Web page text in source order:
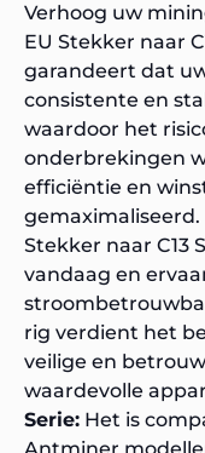
Verhoog uw
EU Stekker naar
garandeert dat
consistente en
waardoor het
onderbrekingen
efficiëntie en
gemaximaliseerd.
Stekker naar C13
vandaag en
rig verdient het
veilige en
waardevolle
Serie: Het is